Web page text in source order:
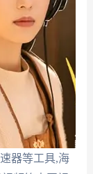
器等工具,海